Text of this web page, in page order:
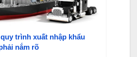
trình xuất nhập khẩu
nắm rõ